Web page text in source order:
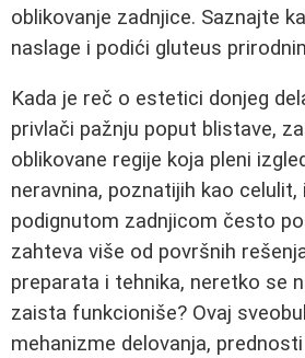
oblikovanje zadnjice. Saznajte
naslage i podići gluteus
Kada je reč o estetici donjeg
privlači pažnju poput blistave,
oblikovane regije koja pleni
neravnina, poznatijih kao celulit,
podignutom zadnjicom često
zahteva više od površnih
preparata i tehnika, neretko se
zaista funkcioniše? Ovaj
mehanizme delovanja,